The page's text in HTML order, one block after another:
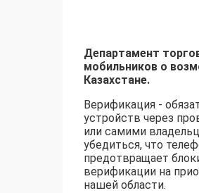
Департамент
мобильников о
Казахстане.
Верификация -
устройств через
или самими
убедиться, что
предотвращает
верификации на
нашей области.